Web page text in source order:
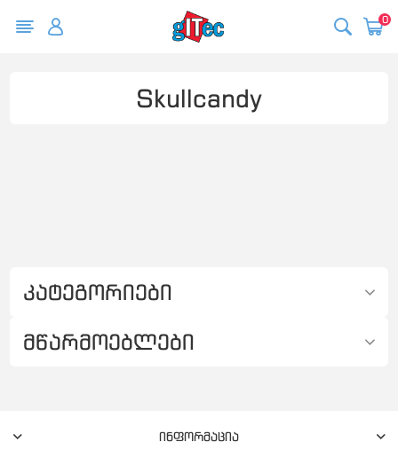
0
კატეგორიები
მწარმოებლები
Skullcandy
ინფორმაცია